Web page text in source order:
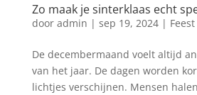
Zo maak je sinterklaas echt
door admin | sep 19, 2024| Feest
De decembermaand voelt altijd
van het jaar. De dagen worden
lichtjes verschijnen. Mensen